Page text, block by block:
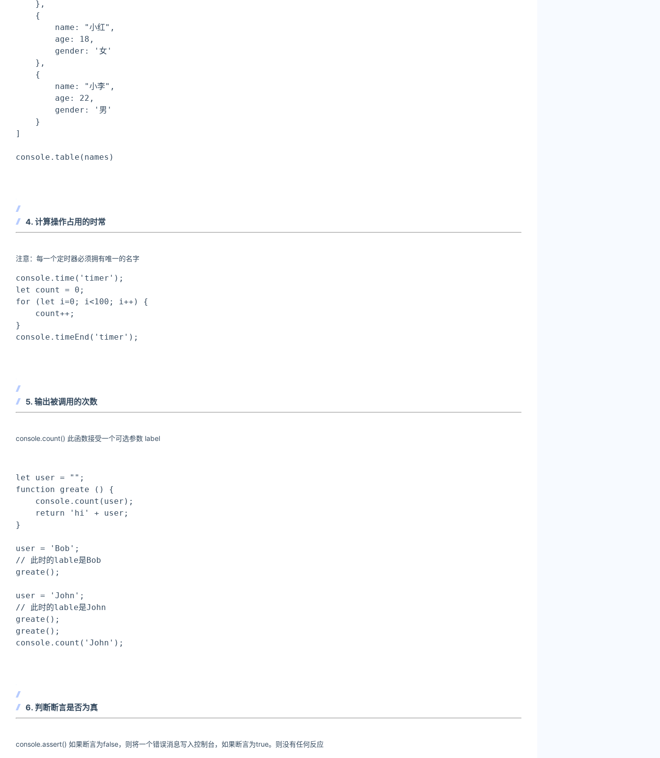
},
{
name:
"小红" ,
age: 18,
gender:
'女'
},
{
name:
"小李" ,
age: 22,
gender:
'男'
}
]
console.table(names)
4. 计算操作占用的时常
注意：每一个定时器必须拥有唯一的名字
console.time( 'timer' );
let
count = 0;
for ( let
i=0; i<100; i++) {
count++;
}
console.timeEnd( 'timer' );
5. 输出被调用的次数
console.count() 此函数接受一个可选参数 label
let user = "" ;
function
greate () {
console.count(user);
return
'hi'
+ user;
}
user = 'Bob' ;
// 此时的lable是Bob
greate();
user = 'John' ;
// 此时的lable是John
greate();
greate();
console.count( 'John' );
6. 判断断言是否为真
console.assert() 如果断言为false，则将一个错误消息写入控制台，如果断言为true。则没有任何反应